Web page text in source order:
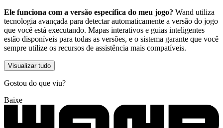
Ele funciona com a versão específica do meu jogo? Wand utiliza
tecnologia avançada para detectar automaticamente a versão do jogo
que você está executando. Mapas interativos e guias inteligentes
estão disponíveis para todas as versões, e o sistema garante que você
sempre utilize os recursos de assistência mais compatíveis.
Visualizar tudo
Gostou do que viu?
Baixe